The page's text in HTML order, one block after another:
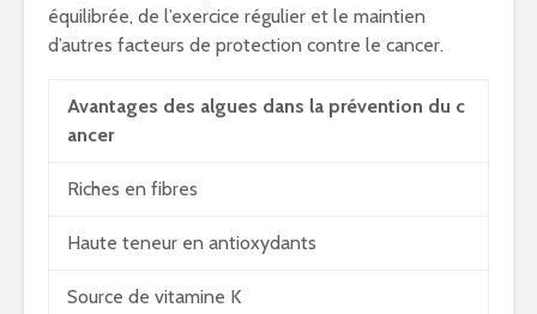
équilibrée, de l’exercice régulier et le maintien
d’autres facteurs de protection contre le cancer.
Avantages des algues dans la prévention du c
ancer
Riches en fibres
Haute teneur en antioxydants
Source de vitamine K